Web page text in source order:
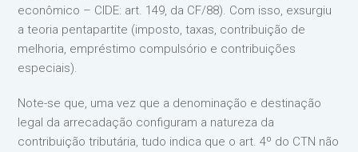
econômico – CIDE: art. 149, da CF/88). Com isso, exsurgiu
a teoria pentapartite (imposto, taxas, contribuição de
melhoria, empréstimo compulsório e contribuições
especiais).
Note-se que, uma vez que a denominação e destinação
legal da arrecadação configuram a natureza da
contribuição tributária, tudo indica que o art. 4º do CTN não